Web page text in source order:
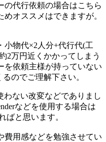
の代行依頼の場合はこちら
オススメはできますが。
小物代×2人分+代行代(工
2万円近くかかってしまう
を依頼主様が持っていない
のでご理解下さい。
わない改変などでありまし
などを使用する場合は
ばと思います。
費用感などを勉強させてい